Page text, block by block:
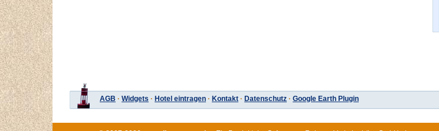
AGB · Widgets · Hotel eintragen · Kontakt · Datenschutz · Google Earth Plugin